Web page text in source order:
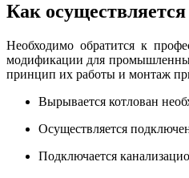
Как
Необходимо обратится к
модификации для
принцип их работы и монтаж
Вырывается котлован
Осуществляется
Подключается